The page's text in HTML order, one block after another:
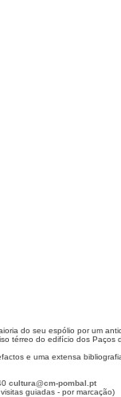
do seu espólio por um
térreo do edifício dos Paços
e uma extensa
cultura@cm-pombal.pt
guiadas - por marcação)